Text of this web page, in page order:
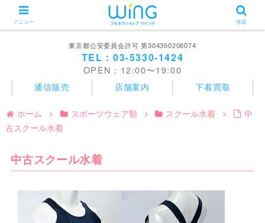
東京都公安委員会許可 第304360208074
TEL：03-5330-1424
OPEN：12:00〜19:00
通信販売 店舗案内 下着買取
ホーム スポーツウェア類 スクール水着
中
古スクール水着
中古スクール水着
メニュー 検索